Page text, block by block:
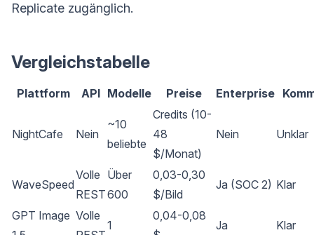
Replicate zugänglich.
Vergleichstabelle
Plattform API Modelle Preise Enterprise
NightCafe Nein
~10
beliebte
Credits (10-
48
$/Monat)
Nein Unklar
WaveSpeed
Volle
REST
Über
600
0,03-0,30
$/Bild
Ja (SOC 2) Klar
GPT Image Volle
1
0,04-0,08
Ja Klar